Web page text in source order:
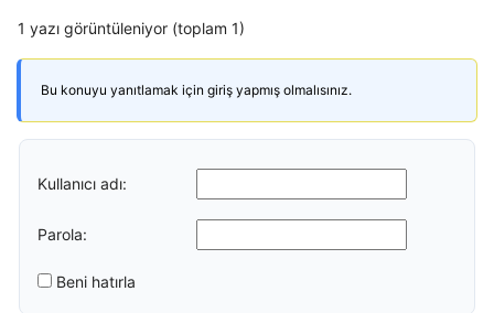
1 yazı görüntüleniyor (toplam 1)
Bu konuyu yanıtlamak için giriş yapmış olmalısınız.
Kullanıcı adı:
Parola:
Beni hatırla